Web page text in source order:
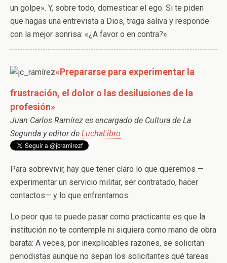
un golpe». Y, sobre todo, domesticar el ego. Si te piden
que hagas una entrevista a Dios, traga saliva y responde
con la mejor sonrisa: «¿A favor o en contra?».
«Prepararse para experimentar la
frustración, el dolor o las desilusiones de la
profesión»
Juan Carlos Ramírez es encargado de Cultura de La
Segunda y editor de LuchaLibro
Para sobrevivir, hay que tener claro lo que queremos —
experimentar un servicio militar, ser contratado, hacer
contactos— y lo que enfrentamos.
Lo peor que te puede pasar como practicante es que la
institución no te contemple ni siquiera como mano de obra
barata: A veces, por inexplicables razones, se solicitan
periodistas aunque no sepan los solicitantes qué tareas